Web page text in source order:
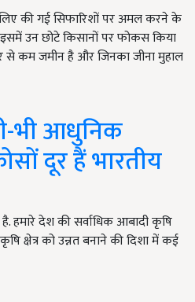
की गई सिफारिशों पर अमल करने के
उन छोटे किसानों पर फोकस किया
से कम जमीन है और जिनका जीना मुहाल
भी आधुनिक
दूर हैं भारतीय
हमारे देश की सर्वाधिक आबादी कृषि
क्षेत्र को उन्नत बनाने की दिशा में कई